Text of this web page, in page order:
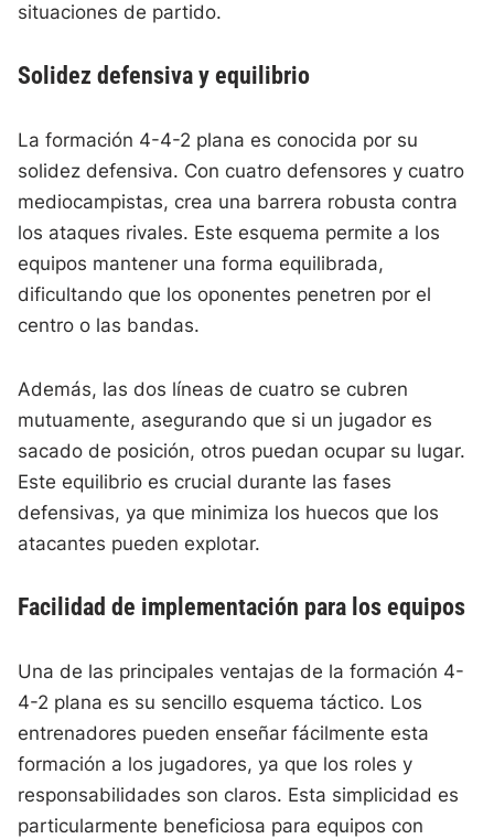
situaciones de partido.
Solidez defensiva y equilibrio
La formación 4-4-2 plana es conocida por su
solidez defensiva. Con cuatro defensores y cuatro
mediocampistas, crea una barrera robusta contra
los ataques rivales. Este esquema permite a los
equipos mantener una forma equilibrada,
dificultando que los oponentes penetren por el
centro o las bandas.
Además, las dos líneas de cuatro se cubren
mutuamente, asegurando que si un jugador es
sacado de posición, otros puedan ocupar su lugar.
Este equilibrio es crucial durante las fases
defensivas, ya que minimiza los huecos que los
atacantes pueden explotar.
Facilidad de implementación para los equipos
Una de las principales ventajas de la formación 4-
4-2 plana es su sencillo esquema táctico. Los
entrenadores pueden enseñar fácilmente esta
formación a los jugadores, ya que los roles y
responsabilidades son claros. Esta simplicidad es
particularmente beneficiosa para equipos con